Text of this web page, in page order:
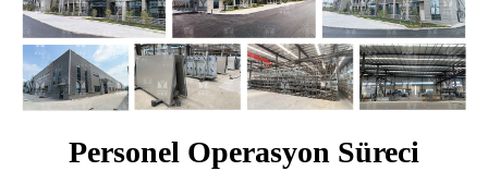
Personel Operasyon Süreci